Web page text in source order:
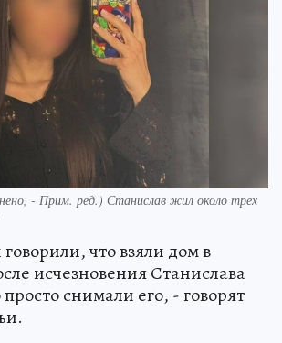
- Прим. ред.) Станислав жил около трех
что взяли дом в
исчезновения Станислава
просто снимали его, - говорят